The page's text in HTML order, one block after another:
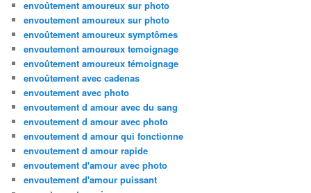
envoûtement amoureux sur photo
envoutement amoureux sur photo
envoûtement amoureux symptômes
envoutement amoureux temoignage
envoûtement amoureux témoignage
envoûtement avec cadenas
envoutement avec photo
envoutement d amour avec du sang
envoutement d amour avec photo
envoutement d amour qui fonctionne
envoutement d amour rapide
envoutement d'amour avec photo
envoutement d'amour puissant